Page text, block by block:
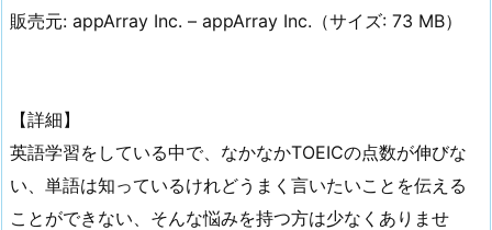
販売元: appArray Inc. – appArray Inc.（サイズ: 73 MB）
【詳細】
英語学習をしている中で、なかなかTOEICの点数が伸びな
い、単語は知っているけれどうまく言いたいことを伝える
ことができない、そんな悩みを持つ方は少なくありませ